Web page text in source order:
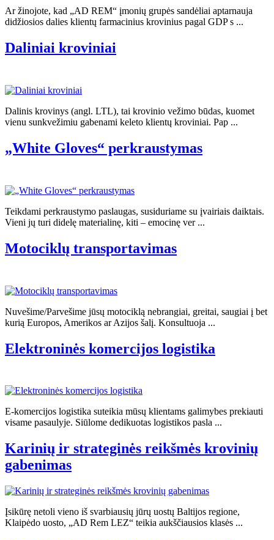
Ar žinojote, kad „AD REM“ įmonių grupės sandėliai aptarnauja
didžiosios dalies klientų farmacinius krovinius pagal GDP s ...
Daliniai kroviniai
Dalinis krovinys (angl. LTL), tai krovinio vežimo būdas, kuomet
vienu sunkvežimiu gabenami keleto klientų kroviniai. Pap ...
„White Gloves“ perkraustymas
Teikdami perkraustymo paslaugas, susiduriame su įvairiais daiktais.
Vieni jų turi didelę materialinę, kiti – emocinę ver ...
Motociklų transportavimas
Nuvešime/Parvešime jūsų motociklą nebrangiai, greitai, saugiai į bet
kurią Europos, Amerikos ar Azijos šalį. Konsultuoja ...
Elektroninės komercijos logistika
E-komercijos logistika suteikia mūsų klientams galimybes prekiauti
visame pasaulyje. Siūlome dedikuotas logistikos pasla ...
Karinių ir strateginės reikšmės krovinių
gabenimas
Įsikūrę netoli vieno iš svarbiausių jūrų uostų Baltijos regione,
Klaipėdo uosto, „AD Rem LEZ“ teikia aukščiausios klasės ...